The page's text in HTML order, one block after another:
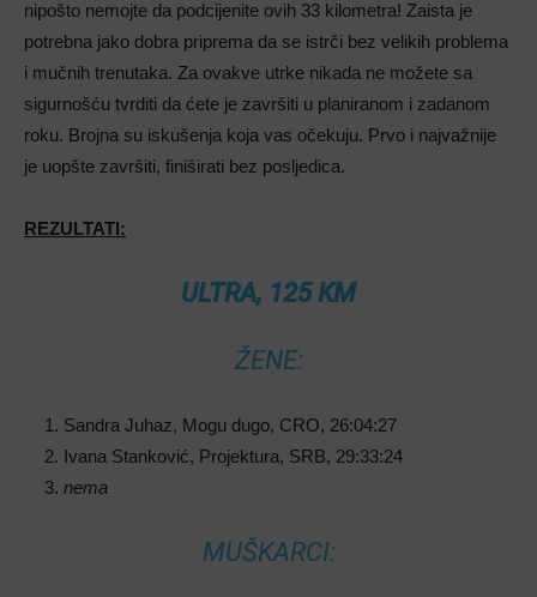
nipošto nemojte da podcijenite ovih 33 kilometra! Zaista je
potrebna jako dobra priprema da se istrči bez velikih problema
i mučnih trenutaka. Za ovakve utrke nikada ne možete sa
sigurnošću tvrditi da ćete je završiti u planiranom i zadanom
roku. Brojna su iskušenja koja vas očekuju. Prvo i najvažnije
je uopšte završiti, finiširati bez posljedica.
REZULTATI:
ULTRA, 125 KM
ŽENE:
Sandra Juhaz, Mogu dugo, CRO, 26:04:27
Ivana Stanković, Projektura, SRB, 29:33:24
nema
MUŠKARCI: